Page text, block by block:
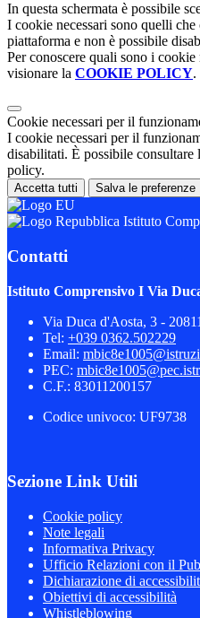
In questa schermata è possibile
I cookie necessari sono quelli
piattaforma e non è possibile
Per conoscere quali sono i
visionare la COOKIE POLICY.
Cookie necessari per il
I cookie necessari per il
disabilitati. È possibile
policy.
Accetta tutti Salva le preferenze
Istituto
Contatti
Istituto Comprensivo I Via
Via Duca d'Aosta, 3 -
Tel: +039 0362.502229
Email:
PEC:
C.F.: 83011200157
Codice univoco: UF9738
Sezione Link Utili
Cookie policy
Note legali
Informativa Privacy
Ufficio Relazioni con il
Dichiarazione di
Obiettivi di accessibilità
Whistleblowing